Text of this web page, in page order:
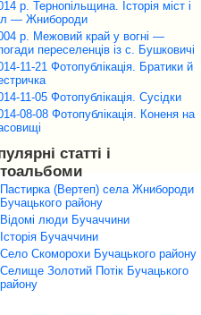
р. Тернопільщина. Історія міст і
— Жнибороди
р. Межовий край у вогні —
переселенців із с. Бушковичі
11-21 Фотопублікація. Братики й
11-05 Фотопублікація. Сусідки
08-08 Фотопублікація. Коненя на
статті і
Пастирка (Вертеп) села Жнибороди
Бучацького району
Відомі люди Бучаччини
Історія Бучаччини
Село Скоморохи Бучацького району
Селище Золотий Потік Бучацького
району